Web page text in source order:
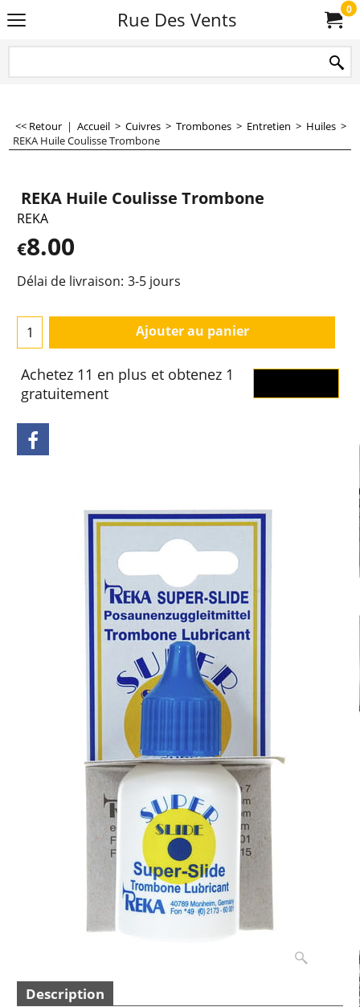
Rue Des Vents 0
<< Retour | Accueil > Cuivres > Trombones > Entretien > Huiles >
REKA Huile Coulisse Trombone
REKA Huile Coulisse Trombone
REKA
€8.00
Délai de livraison: 3-5 jours
Ajouter au panier
Achetez 11 en plus et obtenez 1
gratuitement
Description